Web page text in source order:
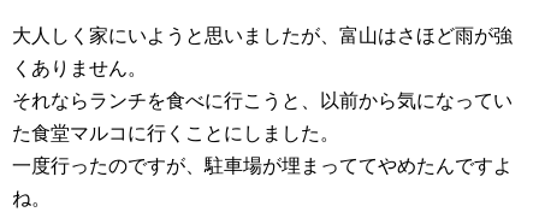
大人しく家にいようと思いましたが、富山はさほど雨が強
くありません。
それならランチを食べに行こうと、以前から気になってい
た食堂マルコに行くことにしました。
一度行ったのですが、駐車場が埋まっててやめたんですよ
ね。